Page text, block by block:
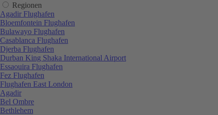
Regionen
Agadir Flughafen
Bloemfontein Flughafen
Bulawayo Flughafen
Casablanca Flughafen
Djerba Flughafen
Durban King Shaka International Airport
Essaouira Flughafen
Fez Flughafen
Flughafen East London
Agadir
Bel Ombre
Bethlehem